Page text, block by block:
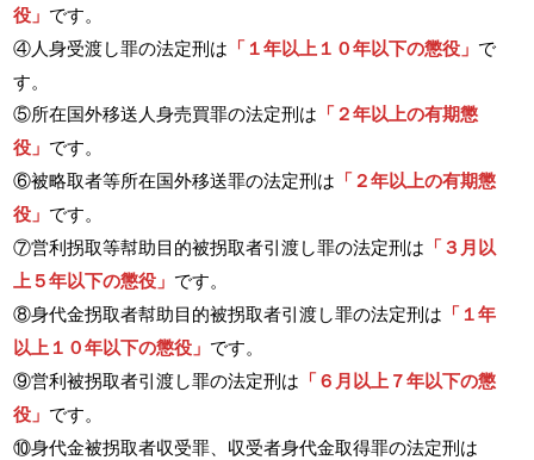
役」 です。
④人身受渡し罪の法定刑は 「１年以上１０年以下の懲役」 で
す。
⑤所在国外移送人身売買罪の法定刑は 「２年以上の有期懲
役」 です。
⑥被略取者等所在国外移送罪の法定刑は 「２年以上の有期懲
役」 です。
⑦営利拐取等幇助目的被拐取者引渡し罪の法定刑は 「３月以
上５年以下の懲役」 です。
⑧身代金拐取者幇助目的被拐取者引渡し罪の法定刑は 「１年
以上１０年以下の懲役」 です。
⑨営利被拐取者引渡し罪の法定刑は 「６月以上７年以下の懲
役」 です。
⑩身代金被拐取者収受罪、収受者身代金取得罪の法定刑は